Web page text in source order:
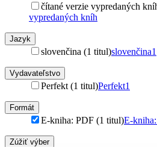
čítané verzie vypredaných
vypredaných kníh
Jazyk
slovenčina (1 titul)slovenčina1
Vydavateľstvo
Perfekt (1 titul)Perfekt1
Formát
E-kniha: PDF (1 titul)E-
Zúžiť výber